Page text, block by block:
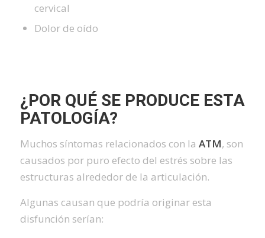
cervical
Dolor de oído
¿POR QUÉ SE PRODUCE ESTA
PATOLOGÍA?
Muchos síntomas relacionados con la ATM, son
causados por puro efecto del estrés sobre las
estructuras alrededor de la articulación.
Algunas causan que podría originar esta
disfunción serían: